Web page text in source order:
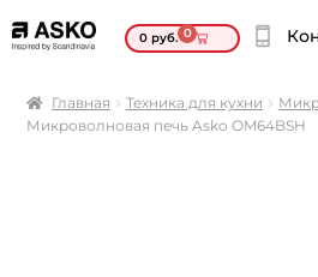
0руб. 0
Главная Техника для кухни
Микроволновая печь Asko OM64BSH